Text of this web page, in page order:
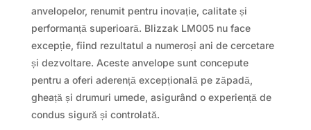
anvelopelor, renumit pentru inovație, calitate și
performanță superioară. Blizzak LM005 nu face
excepție, fiind rezultatul a numeroși ani de cercetare
și dezvoltare. Aceste anvelope sunt concepute
pentru a oferi aderență excepțională pe zăpadă,
gheață și drumuri umede, asigurând o experiență de
condus sigură și controlată.